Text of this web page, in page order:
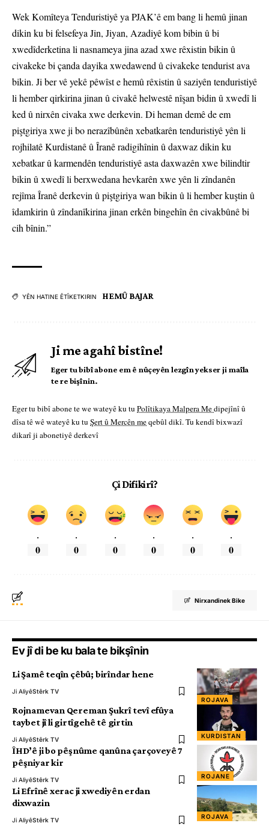
Wek Komîteya Tenduristiyê ya PJAK’ê em bang li hemû jinan
dikin ku bi felsefeya Jin, Jiyan, Azadiyê kom bibin û bi
xwedîderketina li nasnameya jina azad xwe rêxistin bikin û
civakeke bi çanda dayika xwedawend û civakeke tendurist ava
bikin. Ji ber vê yekê pêwîst e hemû rêxistin û saziyên tenduristiyê
li hember qirkirina jinan û civakê helwestê nîşan bidin û xwedî li
ked û nirxên civaka xwe derkevin. Di heman demê de em
piştgiriya xwe ji bo nerazîbûnên xebatkarên tenduristiyê yên li
rojhilatê Kurdistanê û Îranê radigihînin û daxwaz dikin ku
xebatkar û karmendên tenduristiyê asta daxwazên xwe bilindtir
bikin û xwedî li berxwedana hevkarên xwe yên li zîndanên
rejîma Îranê derkevin û piştgiriya wan bikin û li hember kuştin û
îdamkirin û zîndanîkirina jinan erkên bingehîn ên civakbûnê bi
cih bînin.”
YÊN HATINE ÊTÎKETKIRIN HEMÛ BAJAR
Ji me agahî bistîne!
Eger tu bibî abone em ê nûçeyên lezgîn yekser ji maîla
te re bişînin.
Eger tu bibî abone te we wateyê ku tu Polîtikaya Malpera Medipejînî û
dîsa tê wê wateyê ku tu Şert û Mercên meqebûl dikî. Tu kendî bixwazî
dikarî ji abonetiyê derkevî
Çi Difikirî?
.
0
.
0
.
0
.
0
.
0
.
0
Nirxandinek Bike
Ev jî di be ku bala te bikşînin
ROJAVA
Li Şamê teqîn çêbû; birîndar hene
Ji AliyêStêrk TV
KURDISTAN
Rojnamevan Qereman Şukrî tevî efûya
taybet jî li girtîgehê tê girtin
Ji AliyêStêrk TV
ROJANE
ÎHD’ê ji bo pêşnûme qanûna çarçoveyê 7
pêşniyar kir
Ji AliyêStêrk TV
ROJAVA
Li Efrînê xerac ji xwediyên erdan
dixwazin
Ji AliyêStêrk TV